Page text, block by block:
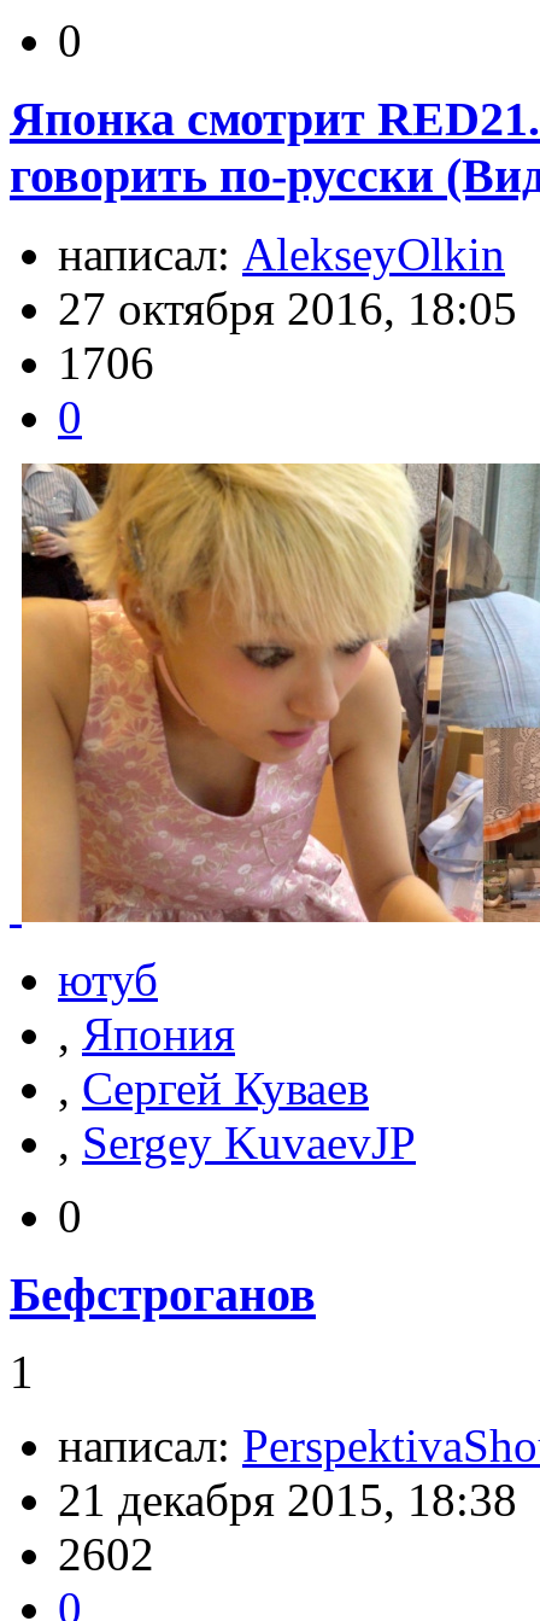
0
Японка смотрит
говорить по-русски
написал: AlekseyOlkin
27 октября 2016, 18:05
1706
0
ютуб
, Япония
, Сергей Куваев
, Sergey KuvaevJP
0
Бефстроганов
1
написал:
21 декабря 2015, 18:38
2602
0